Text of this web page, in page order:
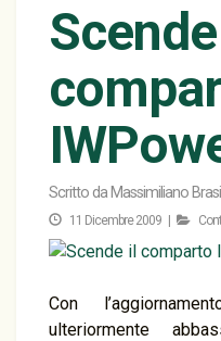
Scritto da Massimiliano
11 Dicembre 2009 |
Con
ulteriormente